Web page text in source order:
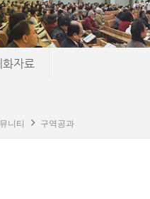
화자료
니티 구역공과